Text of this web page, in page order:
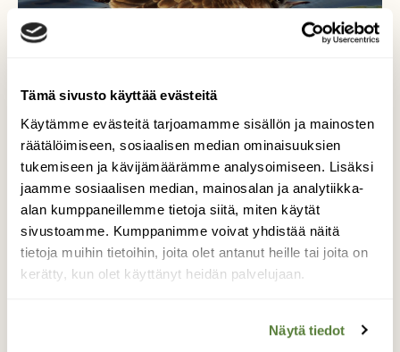
Tämä sivusto käyttää evästeitä
Käytämme evästeitä tarjoamamme sisällön ja mainosten
räätälöimiseen, sosiaalisen median ominaisuuksien
tukemiseen ja kävijämäärämme analysoimiseen. Lisäksi
jaamme sosiaalisen median, mainosalan ja analytiikka-
alan kumppaneillemme tietoja siitä, miten käytät
sivustoamme. Kumppanimme voivat yhdistää näitä
tietoja muihin tietoihin, joita olet antanut heille tai joita on
kerätty, kun olet käyttänyt heidän palvelujaan.
Näytä tiedot
Naurulokkeja naurattaa
Iltauinnilla naurulokki emo poikasensa
kanssa, yhteinen nauruhetki, jos sitä
mekkalaa nyt nauruksi voi kutsua.